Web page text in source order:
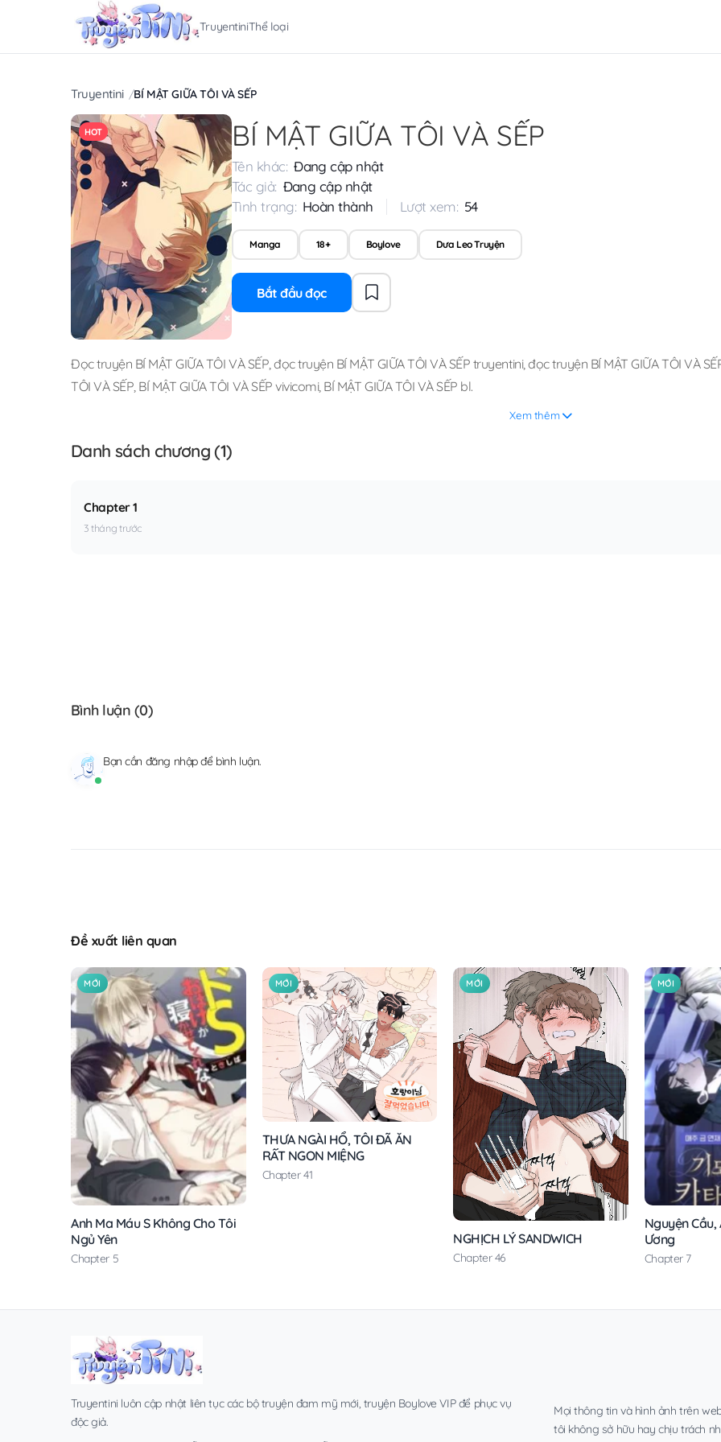
TruyentiniThể loại
Truyentini BÍ MẬT GIỮA TÔI VÀ SẾP
HOT BÍ MẬT GIỮA TÔI VÀ SẾP
Tên khác: Đang cập nhật
Tác giả: Đang cập nhật
Tình trạng: Hoàn thành Lượt xem: 54
Manga 18+ Boylove Dưa Leo Truyện
Bắt đầu đọc
Đọc truyện BÍ MẬT GIỮA TÔI VÀ SẾP,đọc truyện BÍ MẬT GIỮA TÔI VÀ SẾP truyentini,đọc truyện BÍ MẬT GIỮA TÔI VÀ
TÔI VÀ SẾP, BÍ MẬT GIỮA TÔI VÀ SẾP vivicomi, BÍ MẬT GIỮA TÔI VÀ SẾP bl.
Xem thêm
Danh sách chương (1)
Chapter 1
3 tháng trước
Bình luận (0)
Bạn cần đăng nhậpđể bình luận.
Đề xuất liên quan
MỚI
Anh Ma Máu S Không Cho Tôi
Ngủ Yên
Chapter 5
MỚI
THƯA NGÀI HỔ, TÔI ĐÃ ĂN
RẤT NGON MIỆNG
Chapter 41
MỚI
NGHỊCH LÝ SANDWICH
Chapter 46
MỚI
Nguyện Cầu,
Ương
Chapter 7
Truyentini luôn cập nhật liên tục các bộ truyện đam mỹ mới, truyện Boylove VIP để phục vụ
độc giả.
Mọi thông tin và hình ảnh trên
tôi không sở hữu hay chịu trách